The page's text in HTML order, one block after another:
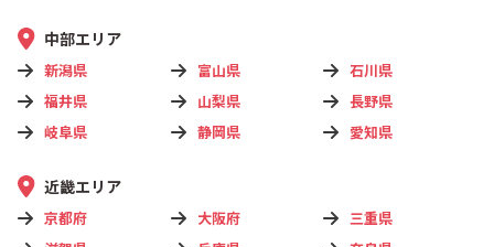
中部エリア
新潟県 富山県
石川県
福井県
山梨県
長野県
岐阜県
静岡県 愛知県
近畿エリア
京都府 大阪府
三重県